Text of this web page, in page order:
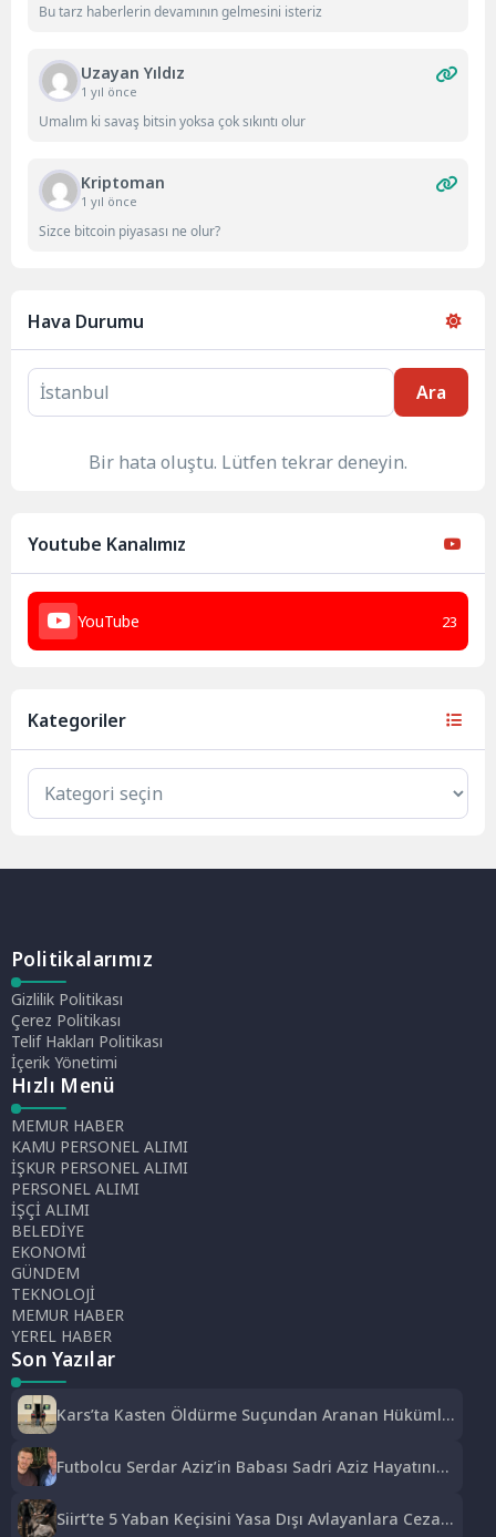
Bu tarz haberlerin devamının gelmesini isteriz
Uzayan Yıldız
1 yıl önce
Umalım ki savaş bitsin yoksa çok sıkıntı olur
Kriptoman
1 yıl önce
Sizce bitcoin piyasası ne olur?
Hava Durumu
Ara
Bir hata oluştu. Lütfen tekrar deneyin.
Youtube Kanalımız
YouTube 23
Kategoriler
Politikalarımız
Gizlilik Politikası
Çerez Politikası
Telif Hakları Politikası
İçerik Yönetimi
Hızlı Menü
MEMUR HABER
KAMU PERSONEL ALIMI
İŞKUR PERSONEL ALIMI
PERSONEL ALIMI
İŞÇİ ALIMI
BELEDİYE
EKONOMİ
GÜNDEM
TEKNOLOJİ
MEMUR HABER
YEREL HABER
Son Yazılar
Kars’ta Kasten Öldürme Suçundan Aranan Hükümlü
Futbolcu Serdar Aziz’in Babası Sadri Aziz Hayatını
Siirt’te 5 Yaban Keçisini Yasa Dışı Avlayanlara Ceza